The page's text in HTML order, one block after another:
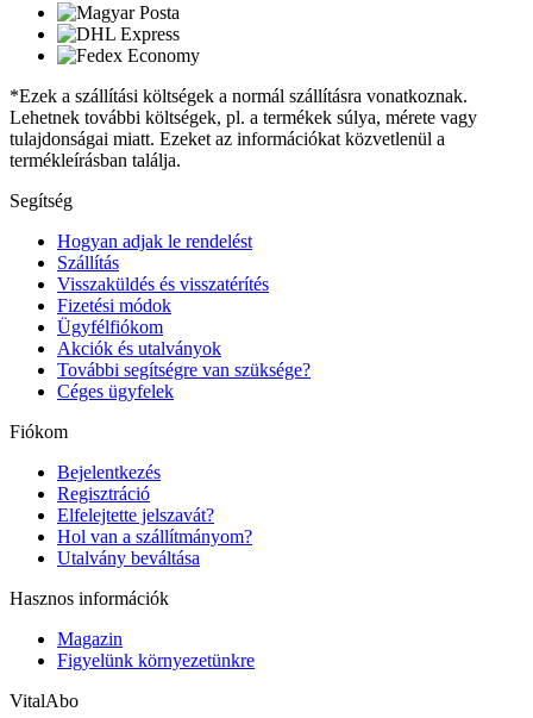
*Ezek a szállítási költségek a normál szállításra vonatkoznak.
Lehetnek további költségek, pl. a termékek súlya, mérete vagy
tulajdonságai miatt. Ezeket az információkat közvetlenül a
termékleírásban találja.
Segítség
Hogyan adjak le rendelést
Szállítás
Visszaküldés és visszatérítés
Fizetési módok
Ügyfélfiókom
Akciók és utalványok
További segítségre van szüksége?
Céges ügyfelek
Fiókom
Bejelentkezés
Regisztráció
Elfelejtette jelszavát?
Hol van a szállítmányom?
Utalvány beváltása
Hasznos információk
Magazin
Figyelünk környezetünkre
VitalAbo